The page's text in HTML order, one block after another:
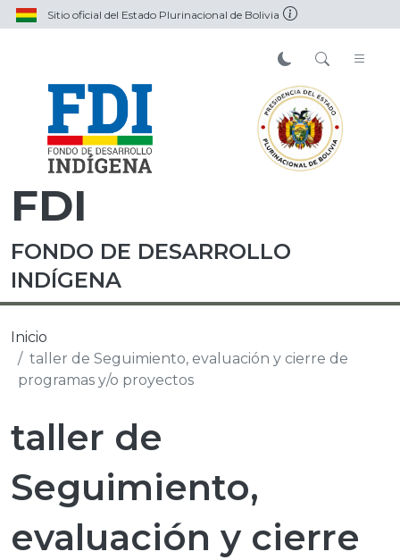
Sitio oficial del Estado Plurinacional de Bolivia
FDI
FONDO DE DESARROLLO
INDÍGENA
Inicio
taller de Seguimiento, evaluación y cierre de
programas y/o proyectos
taller de
Seguimiento,
evaluación y cierre